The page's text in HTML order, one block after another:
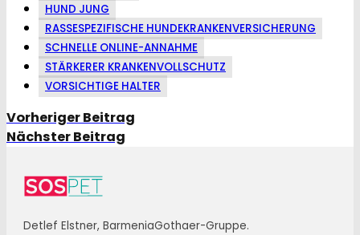
HUND JUNG
RASSESPEZIFISCHE HUNDEKRANKENVERSICHERUNG
SCHNELLE ONLINE-ANNAHME
STÄRKERER KRANKENVOLLSCHUTZ
VORSICHTIGE HALTER
Vorheriger Beitrag
Nächster Beitrag
Detlef Elstner, BarmeniaGothaer-Gruppe.